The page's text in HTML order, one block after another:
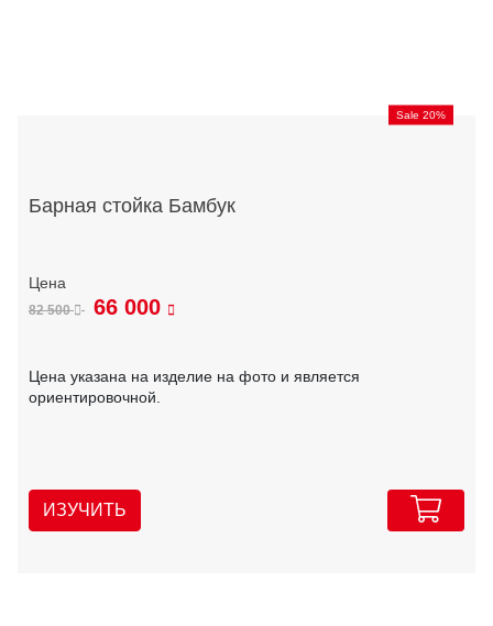
Sale 20%
Барная стойка Бамбук
82 500 66 000
Цена указана на изделие на фото и является
ориентировочной.
ИЗУЧИТЬ